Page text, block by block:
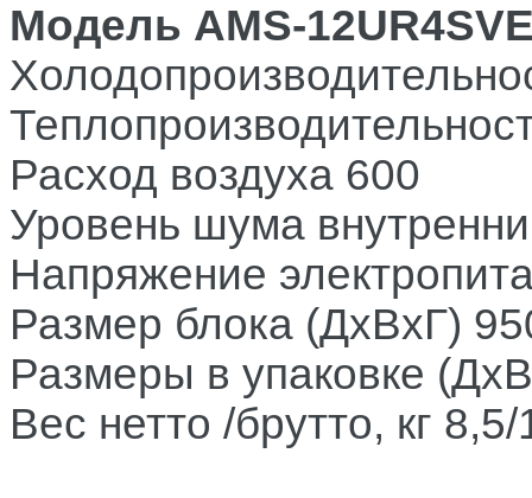
Модель AMS-
Расход воздуха 600
Уровень шума
Напряжение
Размер блока (ДхВхГ)
Размеры в упаковке
Вес нетто /брутто, кг 8,5/